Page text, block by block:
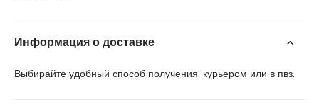
Информация о доставке
Выбирайте удобный способ получения: курьером или в пвз.